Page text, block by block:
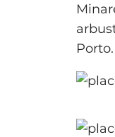
Porto.